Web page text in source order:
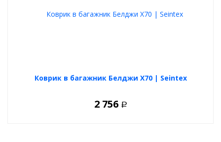
Коврик в багажник Белджи Х70 | Seintex
2 756 Р